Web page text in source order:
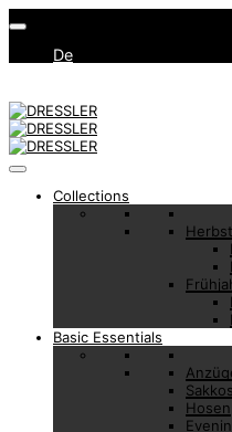
De
Collections
Basic Essentials
Sakkos
Hosen